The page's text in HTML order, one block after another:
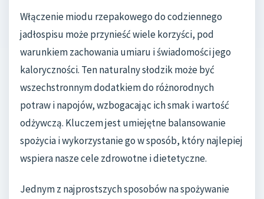
Włączenie miodu rzepakowego do codziennego
jadłospisu może przynieść wiele korzyści, pod
warunkiem zachowania umiaru i świadomości jego
kaloryczności. Ten naturalny słodzik może być
wszechstronnym dodatkiem do różnorodnych
potraw i napojów, wzbogacając ich smak i wartość
odżywczą. Kluczem jest umiejętne balansowanie
spożycia i wykorzystanie go w sposób, który najlepiej
wspiera nasze cele zdrowotne i dietetyczne.
Jednym z najprostszych sposobów na spożywanie